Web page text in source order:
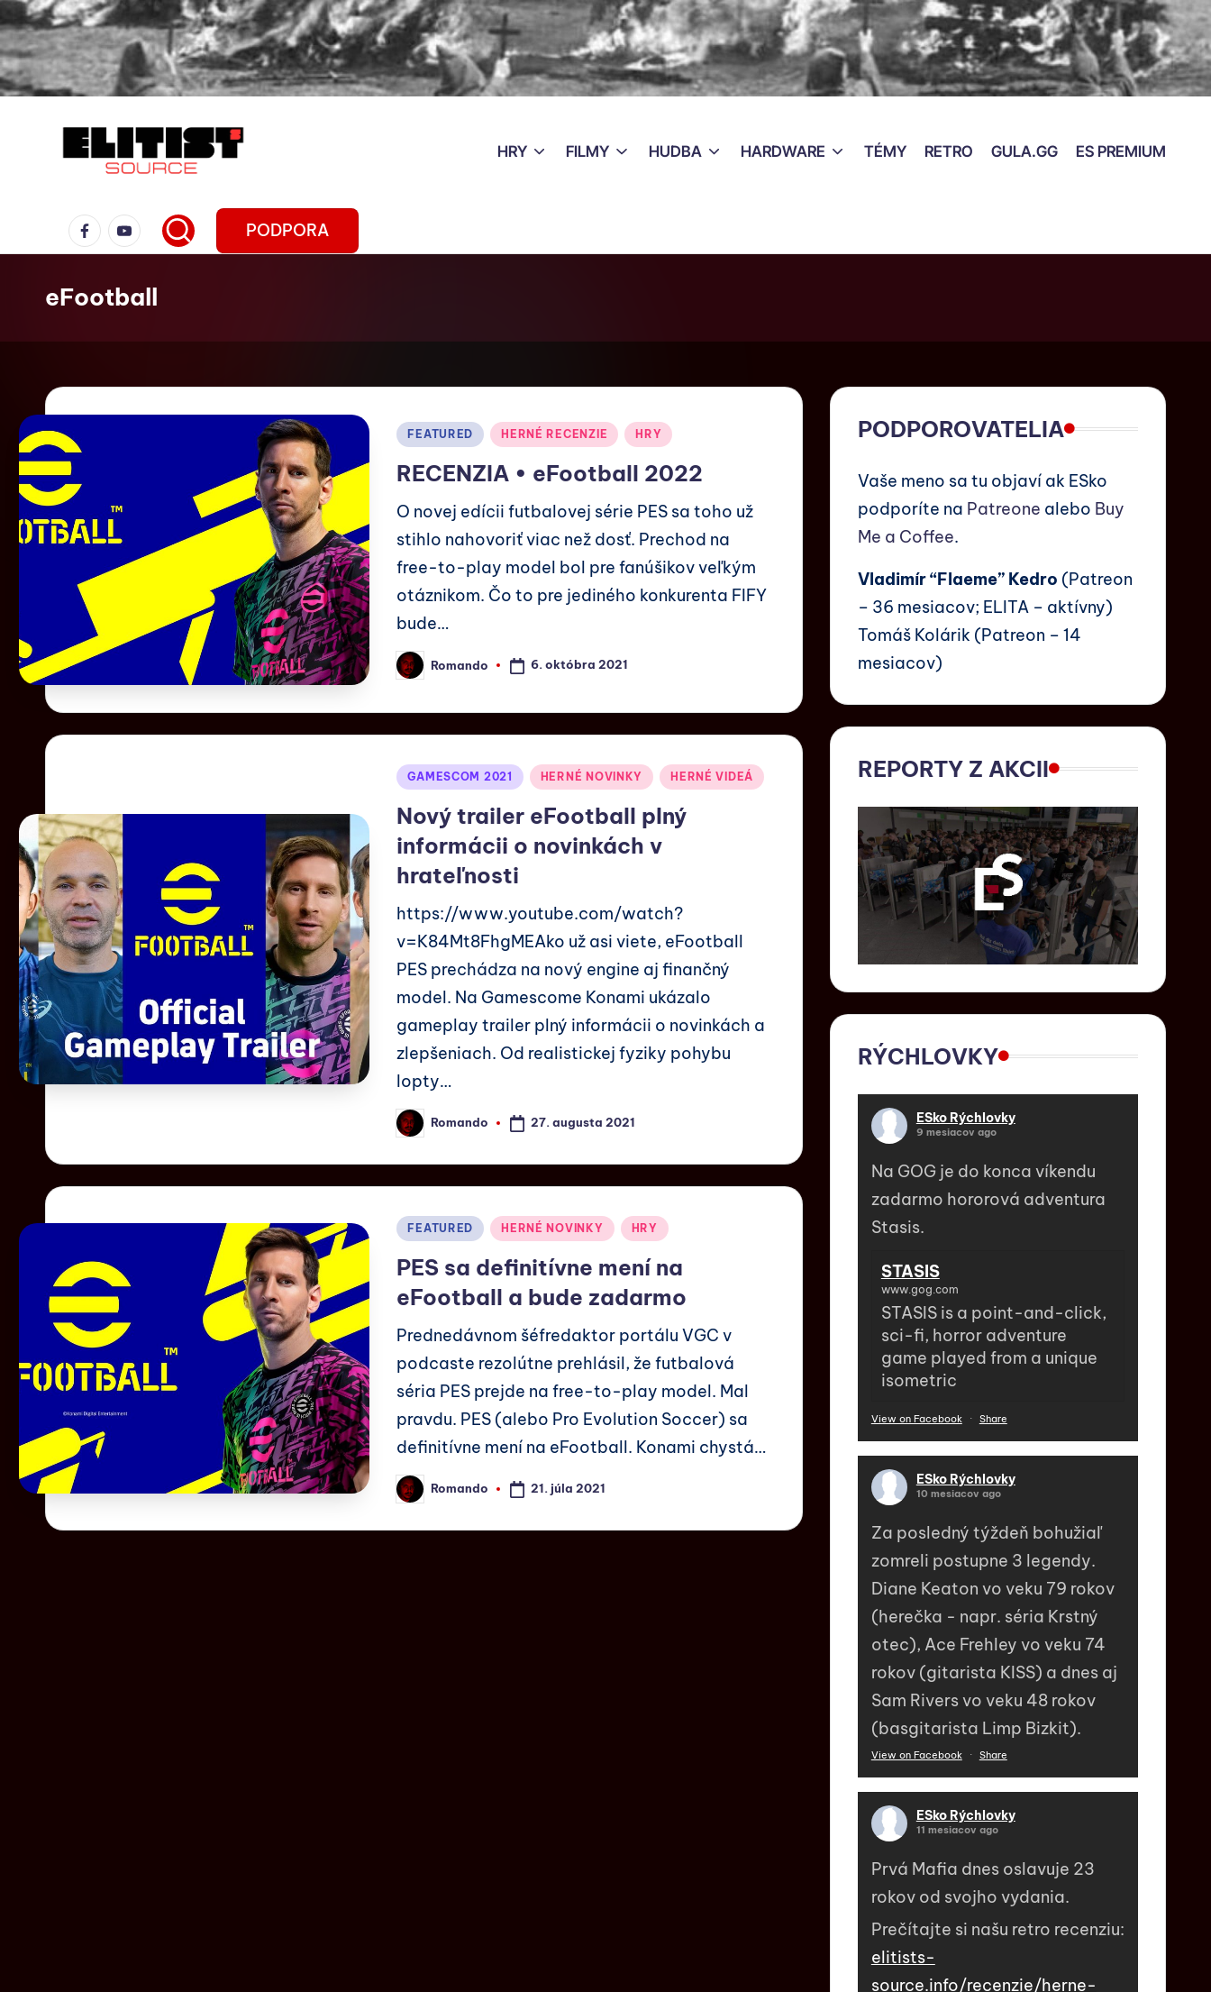
HRY FILMY HUDBA HARDWARE TÉMY RETRO GULA.GG ES PREMIUM
PODPORA
eFootball
FEATURED HERNÉ RECENZIE HRY
RECENZIA • eFootball 2022
O novej edícii futbalovej série PES sa toho už
stihlo nahovoriť viac než dosť. Prechod na
free-to-play model bol pre fanúšikov veľkým
otáznikom. Čo to pre jediného konkurenta FIFY
bude…
Romando 6. októbra 2021
GAMESCOM 2021 HERNÉ NOVINKY HERNÉ VIDEÁ
Nový trailer eFootball plný
informácii o novinkách v
hrateľnosti
https://www.youtube.com/watch?
v=K84Mt8FhgMEAko už asi viete, eFootball
PES prechádza na nový engine aj finančný
model. Na Gamescome Konami ukázalo
gameplay trailer plný informácii o novinkách a
zlepšeniach. Od realistickej fyziky pohybu
lopty…
Romando 27. augusta 2021
FEATURED HERNÉ NOVINKY HRY
PES sa definitívne mení na
eFootball a bude zadarmo
Prednedávnom šéfredaktor portálu VGC v
podcaste rezolútne prehlásil, že futbalová
séria PES prejde na free-to-play model. Mal
pravdu. PES (alebo Pro Evolution Soccer) sa
definitívne mení na eFootball. Konami chystá…
Romando 21. júla 2021
PODPOROVATELIA
Vaše meno sa tu objaví ak ESko
podporíte na Patreone alebo Buy
Me a Coffee.
Vladimír “Flaeme” Kedro (Patreon
– 36 mesiacov; ELITA – aktívny)
Tomáš Kolárik (Patreon – 14
mesiacov)
REPORTY Z AKCII
RÝCHLOVKY
ESko Rýchlovky
9 mesiacov ago
Na GOG je do konca víkendu
zadarmo hororová adventura
Stasis.
STASIS
www.gog.com
STASIS is a point-and-click,
sci-fi, horror adventure
game played from a unique
isometric
View on Facebook · Share
ESko Rýchlovky
10 mesiacov ago
Za posledný týždeň bohužiaľ
zomreli postupne 3 legendy.
Diane Keaton vo veku 79 rokov
(herečka - napr. séria Krstný
otec), Ace Frehley vo veku 74
rokov (gitarista KISS) a dnes aj
Sam Rivers vo veku 48 rokov
(basgitarista Limp Bizkit).
View on Facebook · Share
ESko Rýchlovky
11 mesiacov ago
Prvá Mafia dnes oslavuje 23
rokov od svojho vydania.
Prečítajte si našu retro recenziu:
elitists-
source.info/recenzie/herne-